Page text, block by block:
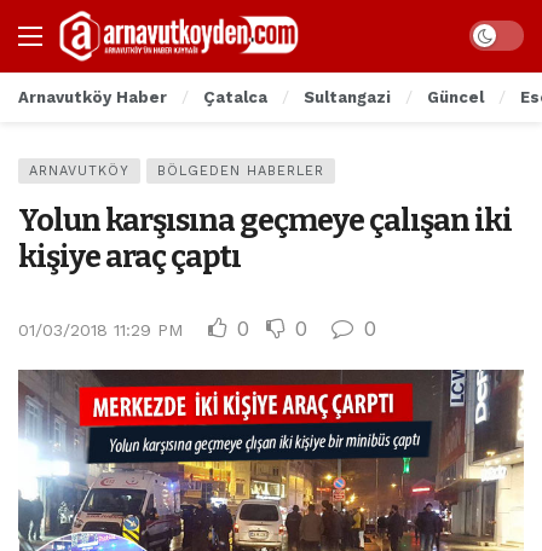
Arnavutköy Haber Çatalca Sultangazi Güncel
ARNAVUTKÖY BÖLGEDEN HABERLER
Yolun karşısına geçmeye çalışan iki
kişiye araç çaptı
01/03/2018 11:29 PM 0 0 0